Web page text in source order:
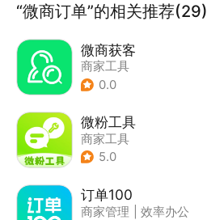
“微商订单”的相关推荐(29)
微商获客
商家工具
0.0
微粉工具
商家工具
5.0
订单100
商家管理
效率办公